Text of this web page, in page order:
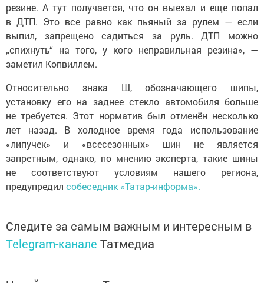
резине. А тут получается, что он выехал и еще попал
в ДТП. Это все равно как пьяный за рулем — если
выпил, запрещено садиться за руль. ДТП можно
„спихнуть“ на того, у кого неправильная резина», —
заметил Копвиллем.
Относительно знака Ш, обозначающего шипы,
установку его на заднее стекло автомобиля больше
не требуется. Этот норматив был отменён несколько
лет назад. В холодное время года использование
«липучек» и «всесезонных» шин не является
запретным, однако, по мнению эксперта, такие шины
не соответствуют условиям нашего региона,
предупредил собеседник «Татар-информа».
Следите за самым важным и интересным в
Telegram-канале Татмедиа